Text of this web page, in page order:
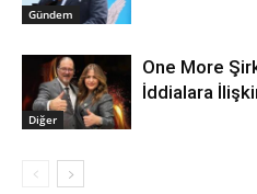
Gündem
Diğer
One More
İddialara